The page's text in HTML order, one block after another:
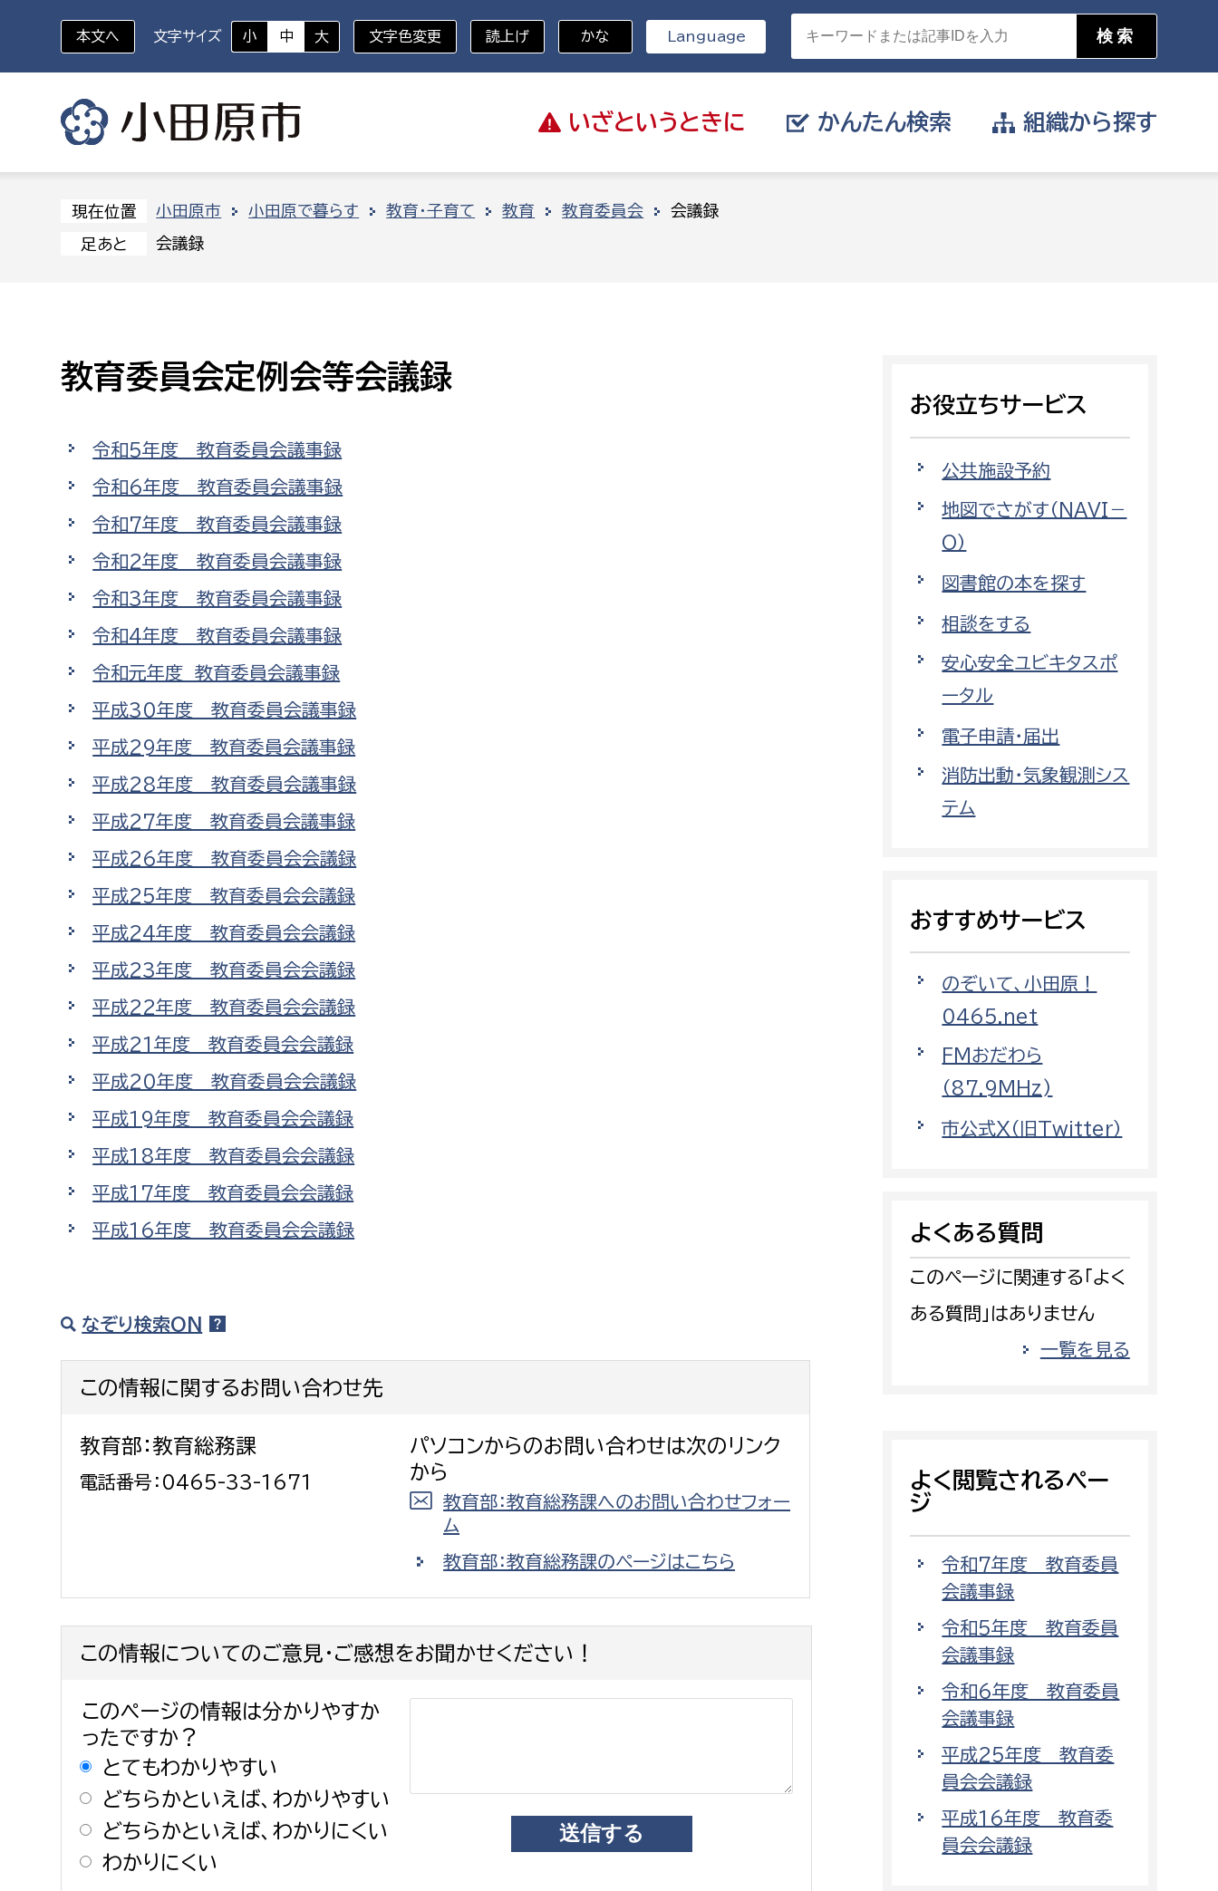
いざと いうときに
いざというときに
かんたん検索
対象者を選択
小・中学生
若者
妊産婦
高齢者
障がい者
事業者
労働者
求職者
外国人
ペット
分野を選択
支払いをしたい
遊びたい
小田原のことを知りたい
イベント・講座などに参加したい
まちづくりに関わりたい
組織から探す
組織から探す
部に属さない室
コンプライアンス推進室
資産マネジメント課
デジタル推進課
市民部
地域安全課
人権・男女共同参画課
戸籍住民課
防災部 環境部
環境政策課
ゼロカーボン推進課
環境事業センター
福祉健康部
福祉政策課
生活援護課
高齢介護課
障がい福祉課
子ども若者部
子ども政策課
子ども若者支援課
保育課
都市部
建築指導課
開発審査課
建設部
建設政策課
国県事業推進課
みどり公園課
建築課
会計管理者
出納室
消防
消防総務課
警防計画課
消防課
警防第1課
経営総務課
水道整備課
下水道整備課
教育総務課
教育指導課
本文へ 文字サイズ 小 中 大 文字色変更 読上げ かな Language
現在位置 小田原市 小田原で暮らす 教育・子育て 教育 教育委員会 会議録
足あと 会議録
教育委員会定例会等会議録
令和5年度 教育委員会議事録
令和6年度 教育委員会議事録
令和7年度 教育委員会議事録
令和2年度 教育委員会議事録
令和3年度 教育委員会議事録
令和4年度 教育委員会議事録
令和元年度 教育委員会議事録
平成30年度 教育委員会議事録
平成29年度 教育委員会議事録
平成28年度 教育委員会議事録
平成27年度 教育委員会議事録
平成26年度 教育委員会会議録
平成25年度 教育委員会会議録
平成24年度 教育委員会会議録
平成23年度 教育委員会会議録
平成22年度 教育委員会会議録
平成21年度 教育委員会会議録
平成20年度 教育委員会会議録
平成19年度 教育委員会会議録
平成18年度 教育委員会会議録
平成17年度 教育委員会会議録
平成16年度 教育委員会会議録
なぞり検索ON
この情報に関するお問い合わせ先
教育部：教育総務課
電話番号：0465-33-1671
パソコンからのお問い合わせは次のリンク
から
教育部：教育総務課へのお問い合わせフォー
ム
教育部：教育総務課のページはこちら
この情報についてのご意見・ご感想をお聞かせください！
このページの情報は分かりやすか
ったですか？
とてもわかりやすい
どちらかといえば、わかりやすい
どちらかといえば、わかりにくい
わかりにくい
お役立ちサービス
公共施設予約
地図でさがす（NAVI－
O）
図書館の本を探す
相談をする
安心安全ユビキタスポ
ータル
電子申請・届出
消防出動・気象観測シス
テム
おすすめサービス
のぞいて、小田原！
0465.net
FMおだわら
（87.9MHz)
市公式X（旧Twitter）
よくある質問
このページに関連する「よく
ある質問」はありません
一覧を見る
よく閲覧されるペー
ジ
令和7年度 教育委員
会議事録
令和5年度 教育委員
会議事録
令和6年度 教育委員
会議事録
平成25年度 教育委
員会会議録
平成16年度 教育委
員会会議録